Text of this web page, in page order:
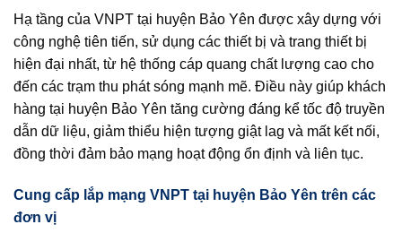
Hạ tầng của VNPT tại huyện Bảo Yên được xây dựng với
công nghệ tiên tiến, sử dụng các thiết bị và trang thiết bị
hiện đại nhất, từ hệ thống cáp quang chất lượng cao cho
đến các trạm thu phát sóng mạnh mẽ. Điều này giúp khách
hàng tại huyện Bảo Yên tăng cường đáng kể tốc độ truyền
dẫn dữ liệu, giảm thiểu hiện tượng giật lag và mất kết nối,
đồng thời đảm bảo mạng hoạt động ổn định và liên tục.
Cung cấp lắp mạng VNPT tại huyện Bảo Yên trên các
đơn vị